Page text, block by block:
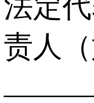
法定
责人